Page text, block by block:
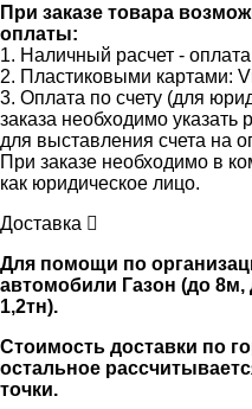
При заказе товара
оплаты:
1. Наличный расчет -
2. Пластиковыми картами:
3. Оплата по счету (для
заказа необходимо
для выставления счета на
При заказе необходимо в
как юридическое лицо.
Доставка
Для помощи по
автомобили Газон (до 8м,
1,2тн).
Стоимость доставки по
остальное
точки.